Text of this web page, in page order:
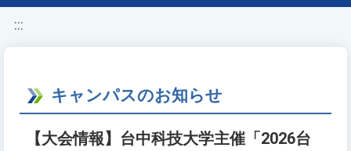
:::
キャンパスのお知らせ
【大会情報】台中科技大学主催「2026台